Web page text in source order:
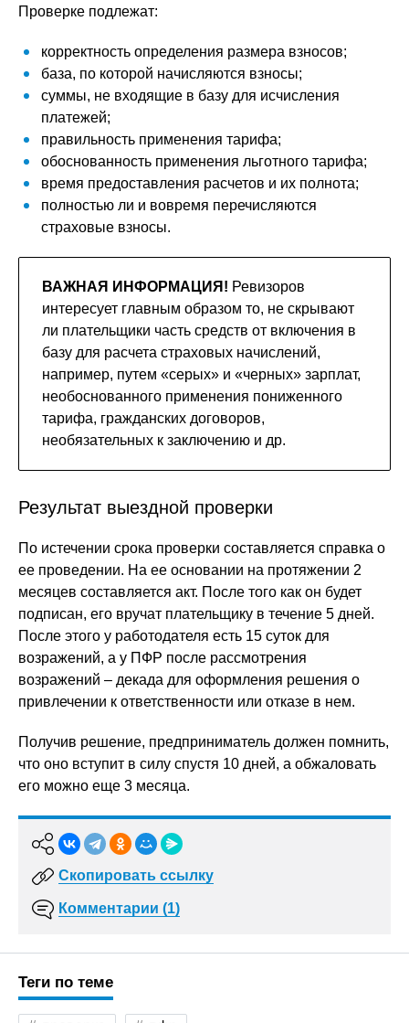
Проверке подлежат:
корректность определения размера взносов;
база, по которой начисляются взносы;
суммы, не входящие в базу для исчисления
платежей;
правильность применения тарифа;
обоснованность применения льготного тарифа;
время предоставления расчетов и их полнота;
полностью ли и вовремя перечисляются
страховые взносы.
ВАЖНАЯ ИНФОРМАЦИЯ! Ревизоров
интересует главным образом то, не скрывают
ли плательщики часть средств от включения в
базу для расчета страховых начислений,
например, путем «серых» и «черных» зарплат,
необоснованного применения пониженного
тарифа, гражданских договоров,
необязательных к заключению и др.
Результат выездной проверки
По истечении срока проверки составляется справка о
ее проведении. На ее основании на протяжении 2
месяцев составляется акт. После того как он будет
подписан, его вручат плательщику в течение 5 дней.
После этого у работодателя есть 15 суток для
возражений, а у ПФР после рассмотрения
возражений – декада для оформления решения о
привлечении к ответственности или отказе в нем.
Получив решение, предприниматель должен помнить,
что оно вступит в силу спустя 10 дней, а обжаловать
его можно еще 3 месяца.
Скопировать ссылку
Комментарии (1)
Теги по теме